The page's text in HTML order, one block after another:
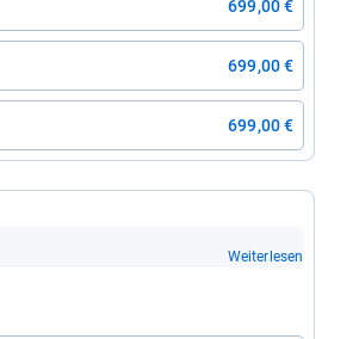
699,00 €
699,00 €
699,00 €
Weiterlesen